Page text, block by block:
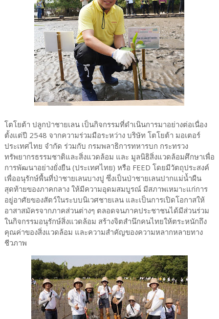
โตโยต้า ปลูกป่าชายเลน เป็นกิจกรรมที่ดำเนินการมาอย่างต่อเนื่อง
ตั้งแต่ปี 2548 จากความร่วมมือระหว่าง บริษัท โตโยต้า มอเตอร์
ประเทศไทย จำกัด ร่วมกับ กรมพลาธิการทหารบก กระทรวง
ทรัพยากรธรรมชาติและสิ่งแวดล้อม และ มูลนิธิสิ่งแวดล้อมศึกษาเพื่อ
การพัฒนาอย่างยั่งยืน (ประเทศไทย) หรือ FEED โดยมีวัตถุประสงค์
เพื่ออนุรักษ์พื้นที่ป่าชายเลนบางปู ซึ่งเป็นป่าชายเลนปากแม่น้ำผืน
สุดท้ายของภาคกลาง ให้มีความอุดมสมบูรณ์ มีสภาพเหมาะแก่การ
อยู่อาศัยของสัตว์ในระบบนิเวศชายเลน และเป็นการเปิดโอกาสให้
อาสาสมัครจากภาคส่วนต่างๆ ตลอดจนภาคประชาชนได้มีส่วนร่วม
ในกิจกรรมอนุรักษ์สิ่งแวดล้อม สร้างจิตสำนึกคนไทยให้ตระหนักถึง
คุณค่าของสิ่งแวดล้อม และความสำคัญของความหลากหลายทาง
ชีวภาพ